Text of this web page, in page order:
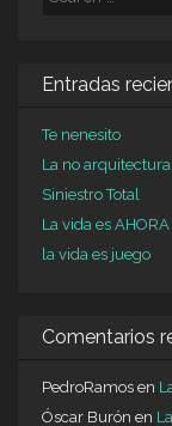
Entradas
Te nenesito
La no
Siniestro Total
La vida es AHORA
la vida es juego
Comentarios
PedroRamos en
Óscar Burón en